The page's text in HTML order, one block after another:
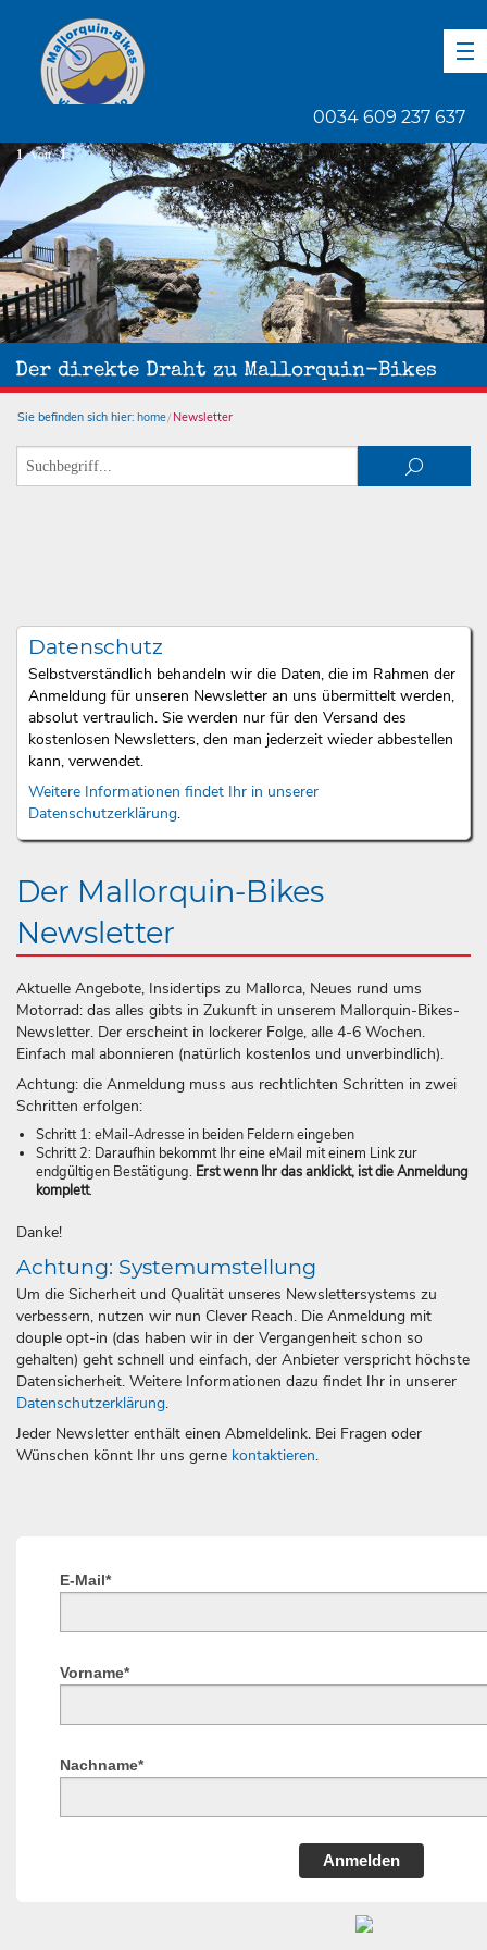
0034 609 237 637
Der direkte Draht zu Mallorquin-Bikes
1 von 1
Sie befinden sich hier: home Newsletter
Datenschutz
Selbstverständlich behandeln wir die Daten, die im Rahmen der
Anmeldung für unseren Newsletter an uns übermittelt werden,
absolut vertraulich. Sie werden nur für den Versand des
kostenlosen Newsletters, den man jederzeit wieder abbestellen
kann, verwendet.
Weitere Informationen findet Ihr in unserer
Datenschutzerklärung.
Der Mallorquin-Bikes
Newsletter
Aktuelle Angebote, Insidertips zu Mallorca, Neues rund ums
Motorrad: das alles gibts in Zukunft in unserem Mallorquin-Bikes-
Newsletter. Der erscheint in lockerer Folge, alle 4-6 Wochen.
Einfach mal abonnieren (natürlich kostenlos und unverbindlich).
Achtung: die Anmeldung muss aus rechtlichten Schritten in zwei
Schritten erfolgen:
Schritt 1: eMail-Adresse in beiden Feldern eingeben
Schritt 2: Daraufhin bekommt Ihr eine eMail mit einem Link zur
endgültigen Bestätigung. Erst wenn Ihr das anklickt, ist die Anmeldung
komplett.
Danke!
Achtung: Systemumstellung
Um die Sicherheit und Qualität unseres Newslettersystems zu
verbessern, nutzen wir nun Clever Reach. Die Anmeldung mit
douple opt-in (das haben wir in der Vergangenheit schon so
gehalten) geht schnell und einfach, der Anbieter verspricht höchste
Datensicherheit. Weitere Informationen dazu findet Ihr in unserer
Datenschutzerklärung.
Jeder Newsletter enthält einen Abmeldelink. Bei Fragen oder
Wünschen könnt Ihr uns gerne kontaktieren.
E-Mail*
Vorname*
Nachname*
Anmelden